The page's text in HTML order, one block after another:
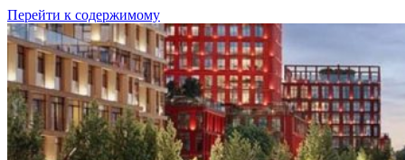
Перейти к содержимому